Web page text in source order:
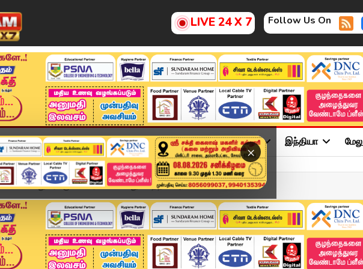
LIVE 24 X 7 Follow Us On
×
அண்மை தமிழ்நாடு சினிமா அரசியல் விளையாட்டு இந்தியா
கோவை மதுரைக்கு மெட்ரோ கிடையாது... மத்திய அரசு ம...